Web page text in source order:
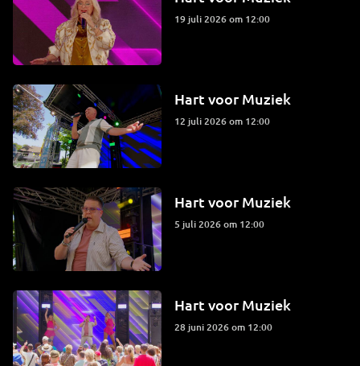
19 juli 2026 om 12:00
Hart voor Muziek
12 juli 2026 om 12:00
Hart voor Muziek
5 juli 2026 om 12:00
Hart voor Muziek
28 juni 2026 om 12:00